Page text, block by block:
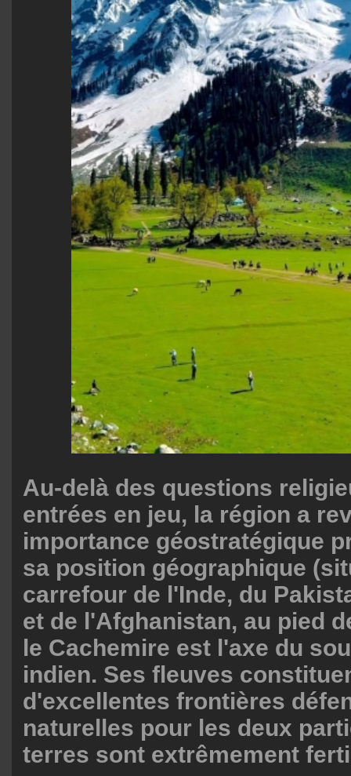
Au-delà des questions
entrées en jeu, la région a
importance géostratégique
sa position géographique
carrefour de l'Inde, du
et de l'Afghanistan, au pied
le Cachemire est l'axe du
indien. Ses fleuves
d'excellentes frontières
naturelles pour les deux
terres sont extrêmement